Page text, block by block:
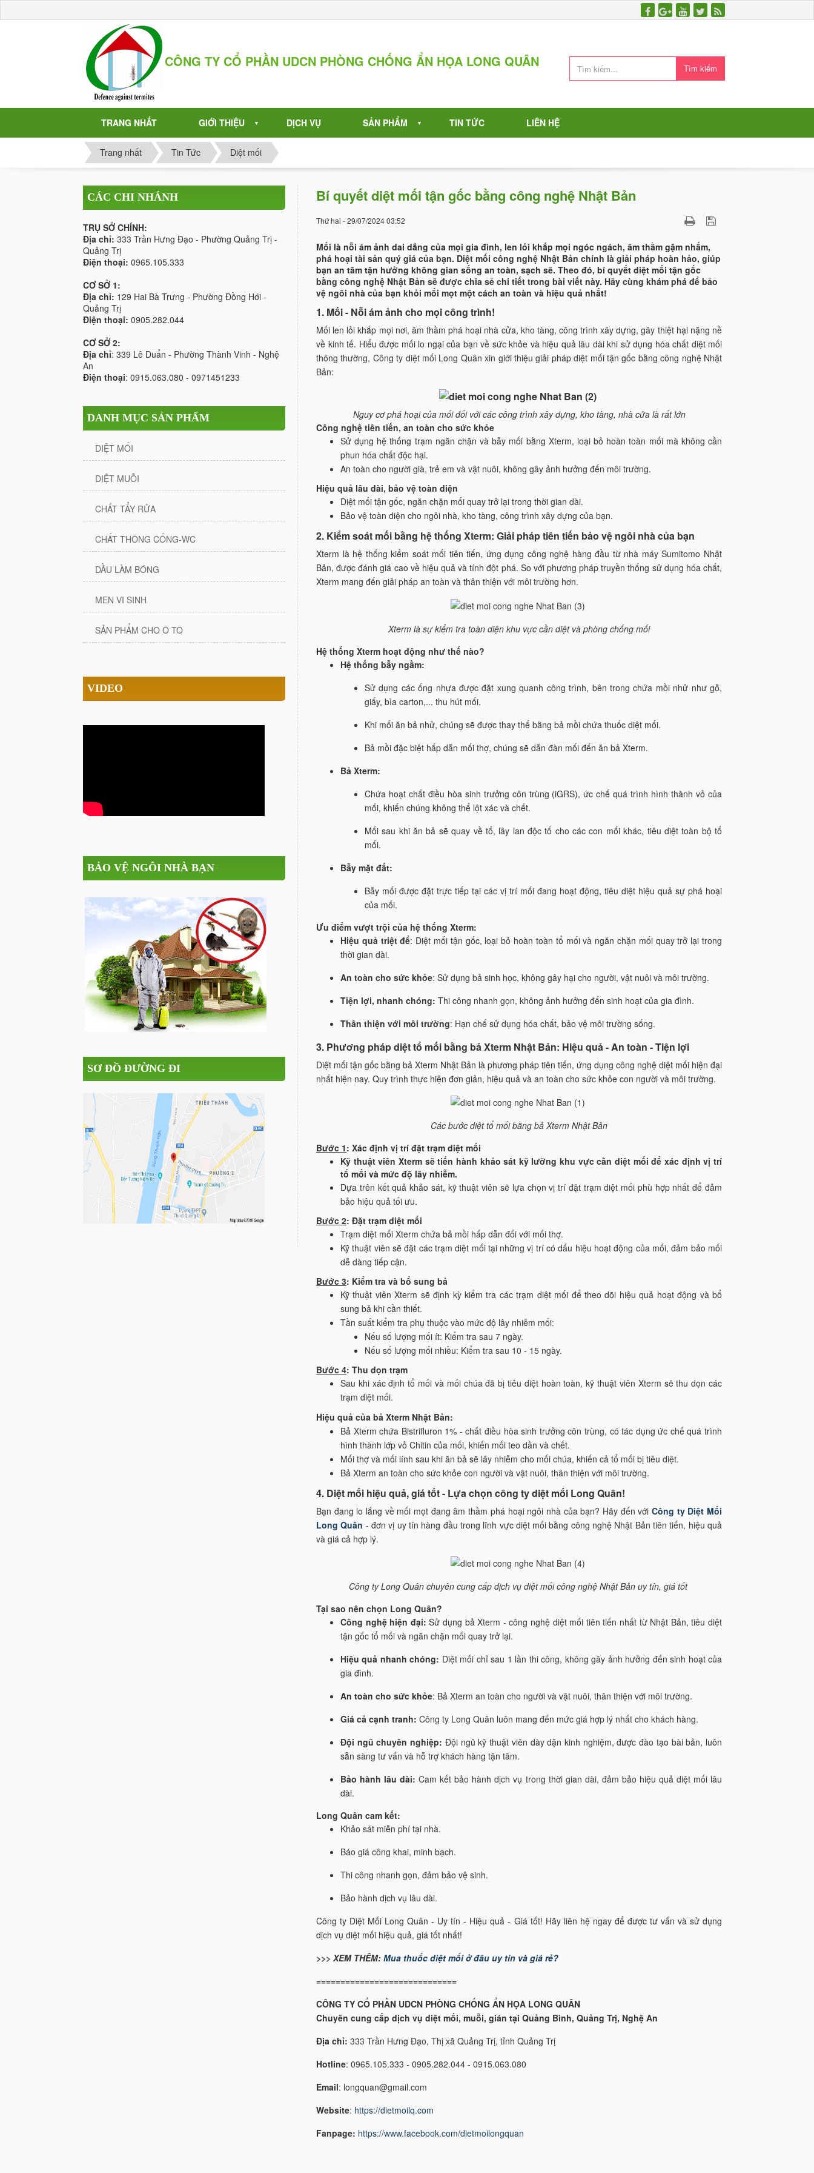
CÔNG TY CỔ PHẦN UDCN PHÒNG CHỐNG ẨN HỌA LONG QUÂN Tìm kiếm
TRANG NHẤT GIỚI THIỆU ▼ DỊCH VỤ SẢN PHẨM ▼ TIN TỨC LIÊN HỆ
Trang nhất Tin Tức Diệt mối
Bí quyết diệt mối tận gốc bằng công nghệ Nhật Bản
Thứ hai - 29/07/2024 03:52
Mối là nỗi ám ảnh dai dẳng của mọi gia đình, len lỏi khắp mọi ngóc ngách, âm thầm gặm nhấm,
phá hoại tài sản quý giá của bạn. Diệt mối công nghệ Nhật Bản chính là giải pháp hoàn hảo, giúp
bạn an tâm tận hưởng không gian sống an toàn, sạch sẽ. Theo đó, bí quyết diệt mối tận gốc
bằng công nghệ Nhật Bản sẽ được chia sẻ chi tiết trong bài viết này. Hãy cùng khám phá để bảo
vệ ngôi nhà của bạn khỏi mối mọt một cách an toàn và hiệu quả nhất!
1. Mối - Nỗi ám ảnh cho mọi công trình!
Mối len lỏi khắp mọi nơi, âm thầm phá hoại nhà cửa, kho tàng, công trình xây dựng, gây thiệt hại nặng nề
về kinh tế. Hiểu được mối lo ngại của bạn về sức khỏe và hiệu quả lâu dài khi sử dụng hóa chất diệt mối
thông thường, Công ty diệt mối Long Quân xin giới thiệu giải pháp diệt mối tận gốc bằng công nghệ Nhật
Bản:
Nguy cơ phá hoại của mối đối với các công trình xây dựng, kho tàng, nhà cửa là rất lớn
Công nghệ tiên tiến, an toàn cho sức khỏe
Sử dụng hệ thống trạm ngăn chặn và bẫy mối bằng Xterm, loại bỏ hoàn toàn mối mà không cần
phun hóa chất độc hại.
An toàn cho người già, trẻ em và vật nuôi, không gây ảnh hưởng đến môi trường.
Hiệu quả lâu dài, bảo vệ toàn diện
Diệt mối tận gốc, ngăn chặn mối quay trở lại trong thời gian dài.
Bảo vệ toàn diện cho ngôi nhà, kho tàng, công trình xây dựng của bạn.
2. Kiểm soát mối bằng hệ thống Xterm: Giải pháp tiên tiến bảo vệ ngôi nhà của bạn
Xterm là hệ thống kiểm soát mối tiên tiến, ứng dụng công nghệ hàng đầu từ nhà máy Sumitomo Nhật
Bản, được đánh giá cao về hiệu quả và tính đột phá. So với phương pháp truyền thống sử dụng hóa chất,
Xterm mang đến giải pháp an toàn và thân thiện với môi trường hơn.
Xterm là sự kiểm tra toàn diện khu vực cần diệt và phòng chống mối
Hệ thống Xterm hoạt động như thế nào?
Hệ thống bẫy ngầm:
Sử dụng các ống nhựa được đặt xung quanh công trình, bên trong chứa mồi nhử như gỗ,
giấy, bìa carton,... thu hút mối.
Khi mối ăn bả nhử, chúng sẽ được thay thế bằng bả mồi chứa thuốc diệt mối.
Bả mồi đặc biệt hấp dẫn mối thợ, chúng sẽ dẫn đàn mối đến ăn bả Xterm.
Bả Xterm:
Chứa hoạt chất điều hòa sinh trưởng côn trùng (iGRS), ức chế quá trình hình thành vỏ của
mối, khiến chúng không thể lột xác và chết.
Mối sau khi ăn bả sẽ quay về tổ, lây lan độc tố cho các con mối khác, tiêu diệt toàn bộ tổ
mối.
Bẫy mặt đất:
Bẫy mối được đặt trực tiếp tại các vị trí mối đang hoạt động, tiêu diệt hiệu quả sự phá hoại
của mối.
Ưu điểm vượt trội của hệ thống Xterm:
Hiệu quả triệt để: Diệt mối tận gốc, loại bỏ hoàn toàn tổ mối và ngăn chặn mối quay trở lại trong
thời gian dài.
An toàn cho sức khỏe: Sử dụng bả sinh học, không gây hại cho người, vật nuôi và môi trường.
Tiện lợi, nhanh chóng: Thi công nhanh gọn, không ảnh hưởng đến sinh hoạt của gia đình.
Thân thiện với môi trường: Hạn chế sử dụng hóa chất, bảo vệ môi trường sống.
3. Phương pháp diệt tổ mối bằng bả Xterm Nhật Bản: Hiệu quả - An toàn - Tiện lợi
Diệt mối tận gốc bằng bả Xterm Nhật Bản là phương pháp tiên tiến, ứng dụng công nghệ diệt mối hiện đại
nhất hiện nay. Quy trình thực hiện đơn giản, hiệu quả và an toàn cho sức khỏe con người và môi trường.
Các bước diệt tổ mối bằng bả Xterm Nhật Bản
Bước 1: Xác định vị trí đặt trạm diệt mối
Kỹ thuật viên Xterm sẽ tiến hành khảo sát kỹ lưỡng khu vực cần diệt mối để xác định vị trí
tổ mối và mức độ lây nhiễm.
Dựa trên kết quả khảo sát, kỹ thuật viên sẽ lựa chọn vị trí đặt trạm diệt mối phù hợp nhất để đảm
bảo hiệu quả tối ưu.
Bước 2: Đặt trạm diệt mối
Trạm diệt mối Xterm chứa bả mồi hấp dẫn đối với mối thợ.
Kỹ thuật viên sẽ đặt các trạm diệt mối tại những vị trí có dấu hiệu hoạt động của mối, đảm bảo mối
dễ dàng tiếp cận.
Bước 3: Kiểm tra và bổ sung bả
Kỹ thuật viên Xterm sẽ định kỳ kiểm tra các trạm diệt mối để theo dõi hiệu quả hoạt động và bổ
sung bả khi cần thiết.
Tần suất kiểm tra phụ thuộc vào mức độ lây nhiễm mối:
Nếu số lượng mối ít: Kiểm tra sau 7 ngày.
Nếu số lượng mối nhiều: Kiểm tra sau 10 - 15 ngày.
Bước 4: Thu dọn trạm
Sau khi xác định tổ mối và mối chúa đã bị tiêu diệt hoàn toàn, kỹ thuật viên Xterm sẽ thu dọn các
trạm diệt mối.
Hiệu quả của bả Xterm Nhật Bản:
Bả Xterm chứa Bistrifluron 1% - chất điều hòa sinh trưởng côn trùng, có tác dụng ức chế quá trình
hình thành lớp vỏ Chitin của mối, khiến mối teo dần và chết.
Mối thợ và mối lính sau khi ăn bả sẽ lây nhiễm cho mối chúa, khiến cả tổ mối bị tiêu diệt.
Bả Xterm an toàn cho sức khỏe con người và vật nuôi, thân thiện với môi trường.
4. Diệt mối hiệu quả, giá tốt - Lựa chọn công ty diệt mối Long Quân!
Bạn đang lo lắng về mối mọt đang âm thầm phá hoại ngôi nhà của bạn? Hãy đến với Công ty Diệt Mối
Long Quân - đơn vị uy tín hàng đầu trong lĩnh vực diệt mối bằng công nghệ Nhật Bản tiên tiến, hiệu quả
và giá cả hợp lý.
Công ty Long Quân chuyên cung cấp dịch vụ diệt mối công nghệ Nhật Bản uy tín, giá tốt
Tại sao nên chọn Long Quân?
Công nghệ hiện đại:Sử dụng bả Xterm - công nghệ diệt mối tiên tiến nhất từ Nhật Bản, tiêu diệt
tận gốc tổ mối và ngăn chặn mối quay trở lại.
Hiệu quả nhanh chóng: Diệt mối chỉ sau 1 lần thi công, không gây ảnh hưởng đến sinh hoạt của
gia đình.
An toàn cho sức khỏe: Bả Xterm an toàn cho người và vật nuôi, thân thiện với môi trường.
Giá cả cạnh tranh: Công ty Long Quân luôn mang đến mức giá hợp lý nhất cho khách hàng.
Đội ngũ chuyên nghiệp: Đội ngũ kỹ thuật viên dày dặn kinh nghiệm, được đào tạo bài bản, luôn
sẵn sàng tư vấn và hỗ trợ khách hàng tận tâm.
Bảo hành lâu dài:Cam kết bảo hành dịch vụ trong thời gian dài, đảm bảo hiệu quả diệt mối lâu
dài.
Long Quân cam kết:
Khảo sát miễn phí tại nhà.
Báo giá công khai, minh bạch.
Thi công nhanh gọn, đảm bảo vệ sinh.
Bảo hành dịch vụ lâu dài.
Công ty Diệt Mối Long Quân - Uy tín - Hiệu quả - Giá tốt! Hãy liên hệ ngay để được tư vấn và sử dụng
dịch vụ diệt mối hiệu quả, giá tốt nhất!
>>> XEM THÊM: Mua thuốc diệt mối ở đâu uy tín và giá rẻ?
=============================
CÔNG TY CỔ PHẦN UDCN PHÒNG CHỐNG ẨN HỌA LONG QUÂN
Chuyên cung cấp dịch vụ diệt mối, muỗi, gián tại Quảng Bình, Quảng Trị, Nghệ An
Địa chỉ: 333 Trần Hưng Đạo, Thị xã Quảng Trị, tỉnh Quảng Trị
Hotline: 0965.105.333 - 0905.282.044 - 0915.063.080
Email: longquan@gmail.com
Website: https://dietmoilq.com
Fanpage: https://www.facebook.com/dietmoilongquan
CÁC CHI NHÁNH
TRỤ SỞ CHÍNH:
Địa chỉ: 333 Trần Hưng Đạo - Phường Quảng Trị -
Quảng Trị
Điện thoại: 0965.105.333
CƠ SỞ 1:
Địa chỉ: 129 Hai Bà Trưng - Phường Đồng Hới -
Quảng Trị
Điện thoại: 0905.282.044
CƠ SỞ 2:
Địa chỉ: 339 Lê Duẩn - Phường Thành Vinh - Nghệ
An
Điện thoại: 0915.063.080 - 0971451233
DANH MỤC SẢN PHẨM
DIỆT MỐI
DIỆT MUỖI
CHẤT TẨY RỬA
CHẤT THÔNG CỐNG-WC
DẦU LÀM BÓNG
MEN VI SINH
SẢN PHẨM CHO Ô TÔ
VIDEO
BẢO VỆ NGÔI NHÀ BẠN
SƠ ĐỒ ĐƯỜNG ĐI